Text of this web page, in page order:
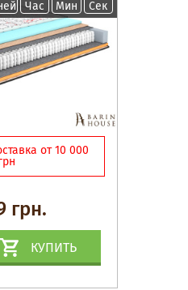
Час Мин Сек
от 10 000
грн.
КУПИТЬ